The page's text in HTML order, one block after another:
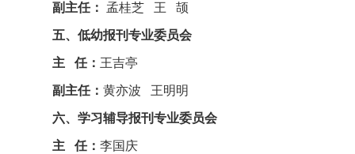
副主任： 孟桂芝 王 颉
五、低幼报刊专业委员会
主 任： 王吉亭
副主任：黄亦波 王明明
六、学习辅导报刊专业委员会
主 任：李国庆